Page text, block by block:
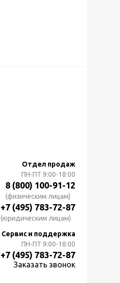
Отдел продаж
ПН-ПТ 9:00-18:00
8 (800) 100-91-12
(физическим лицам)
+7 (495) 783-72-87
(юридическим лицам)
Сервис и поддержка
ПН-ПТ 9:00-18:00
+7 (495) 783-72-87
Заказать звонок